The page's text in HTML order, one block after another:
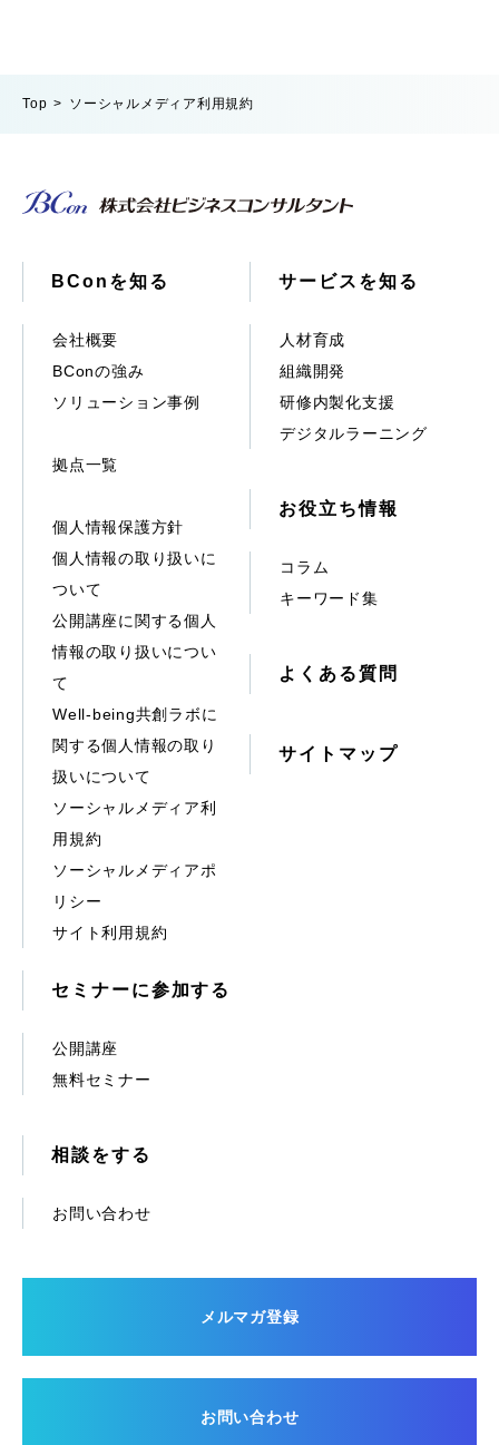
Top ソーシャルメディア利用規約
BConを知る
会社概要
BConの強み
ソリューション事例
拠点一覧
個人情報保護方針
個人情報の取り扱いに
ついて
公開講座に関する個人
情報の取り扱いについ
て
Well-being共創ラボに
関する個人情報の取り
扱いについて
ソーシャルメディア利
用規約
ソーシャルメディアポ
リシー
サイト利用規約
サービスを知る
人材育成
組織開発
研修内製化支援
デジタルラーニング
お役立ち情報
コラム
キーワード集
よくある質問
サイトマップ
セミナーに参加する
公開講座
無料セミナー
相談をする
お問い合わせ
メルマガ登録
お問い合わせ